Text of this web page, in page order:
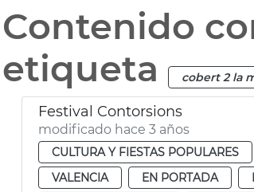
Contenido
etiqueta
cobert 2 la
Festival Contorsions
modificado hace 3 años
CULTURA Y FIESTAS POPULARES
VALENCIA
EN PORTADA